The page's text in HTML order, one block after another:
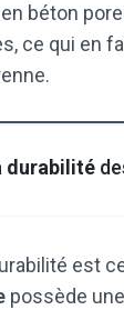
béton
ce qui en
durabilité
est
possède